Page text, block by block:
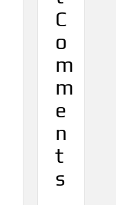
C
o
m
m
e
n
t
s